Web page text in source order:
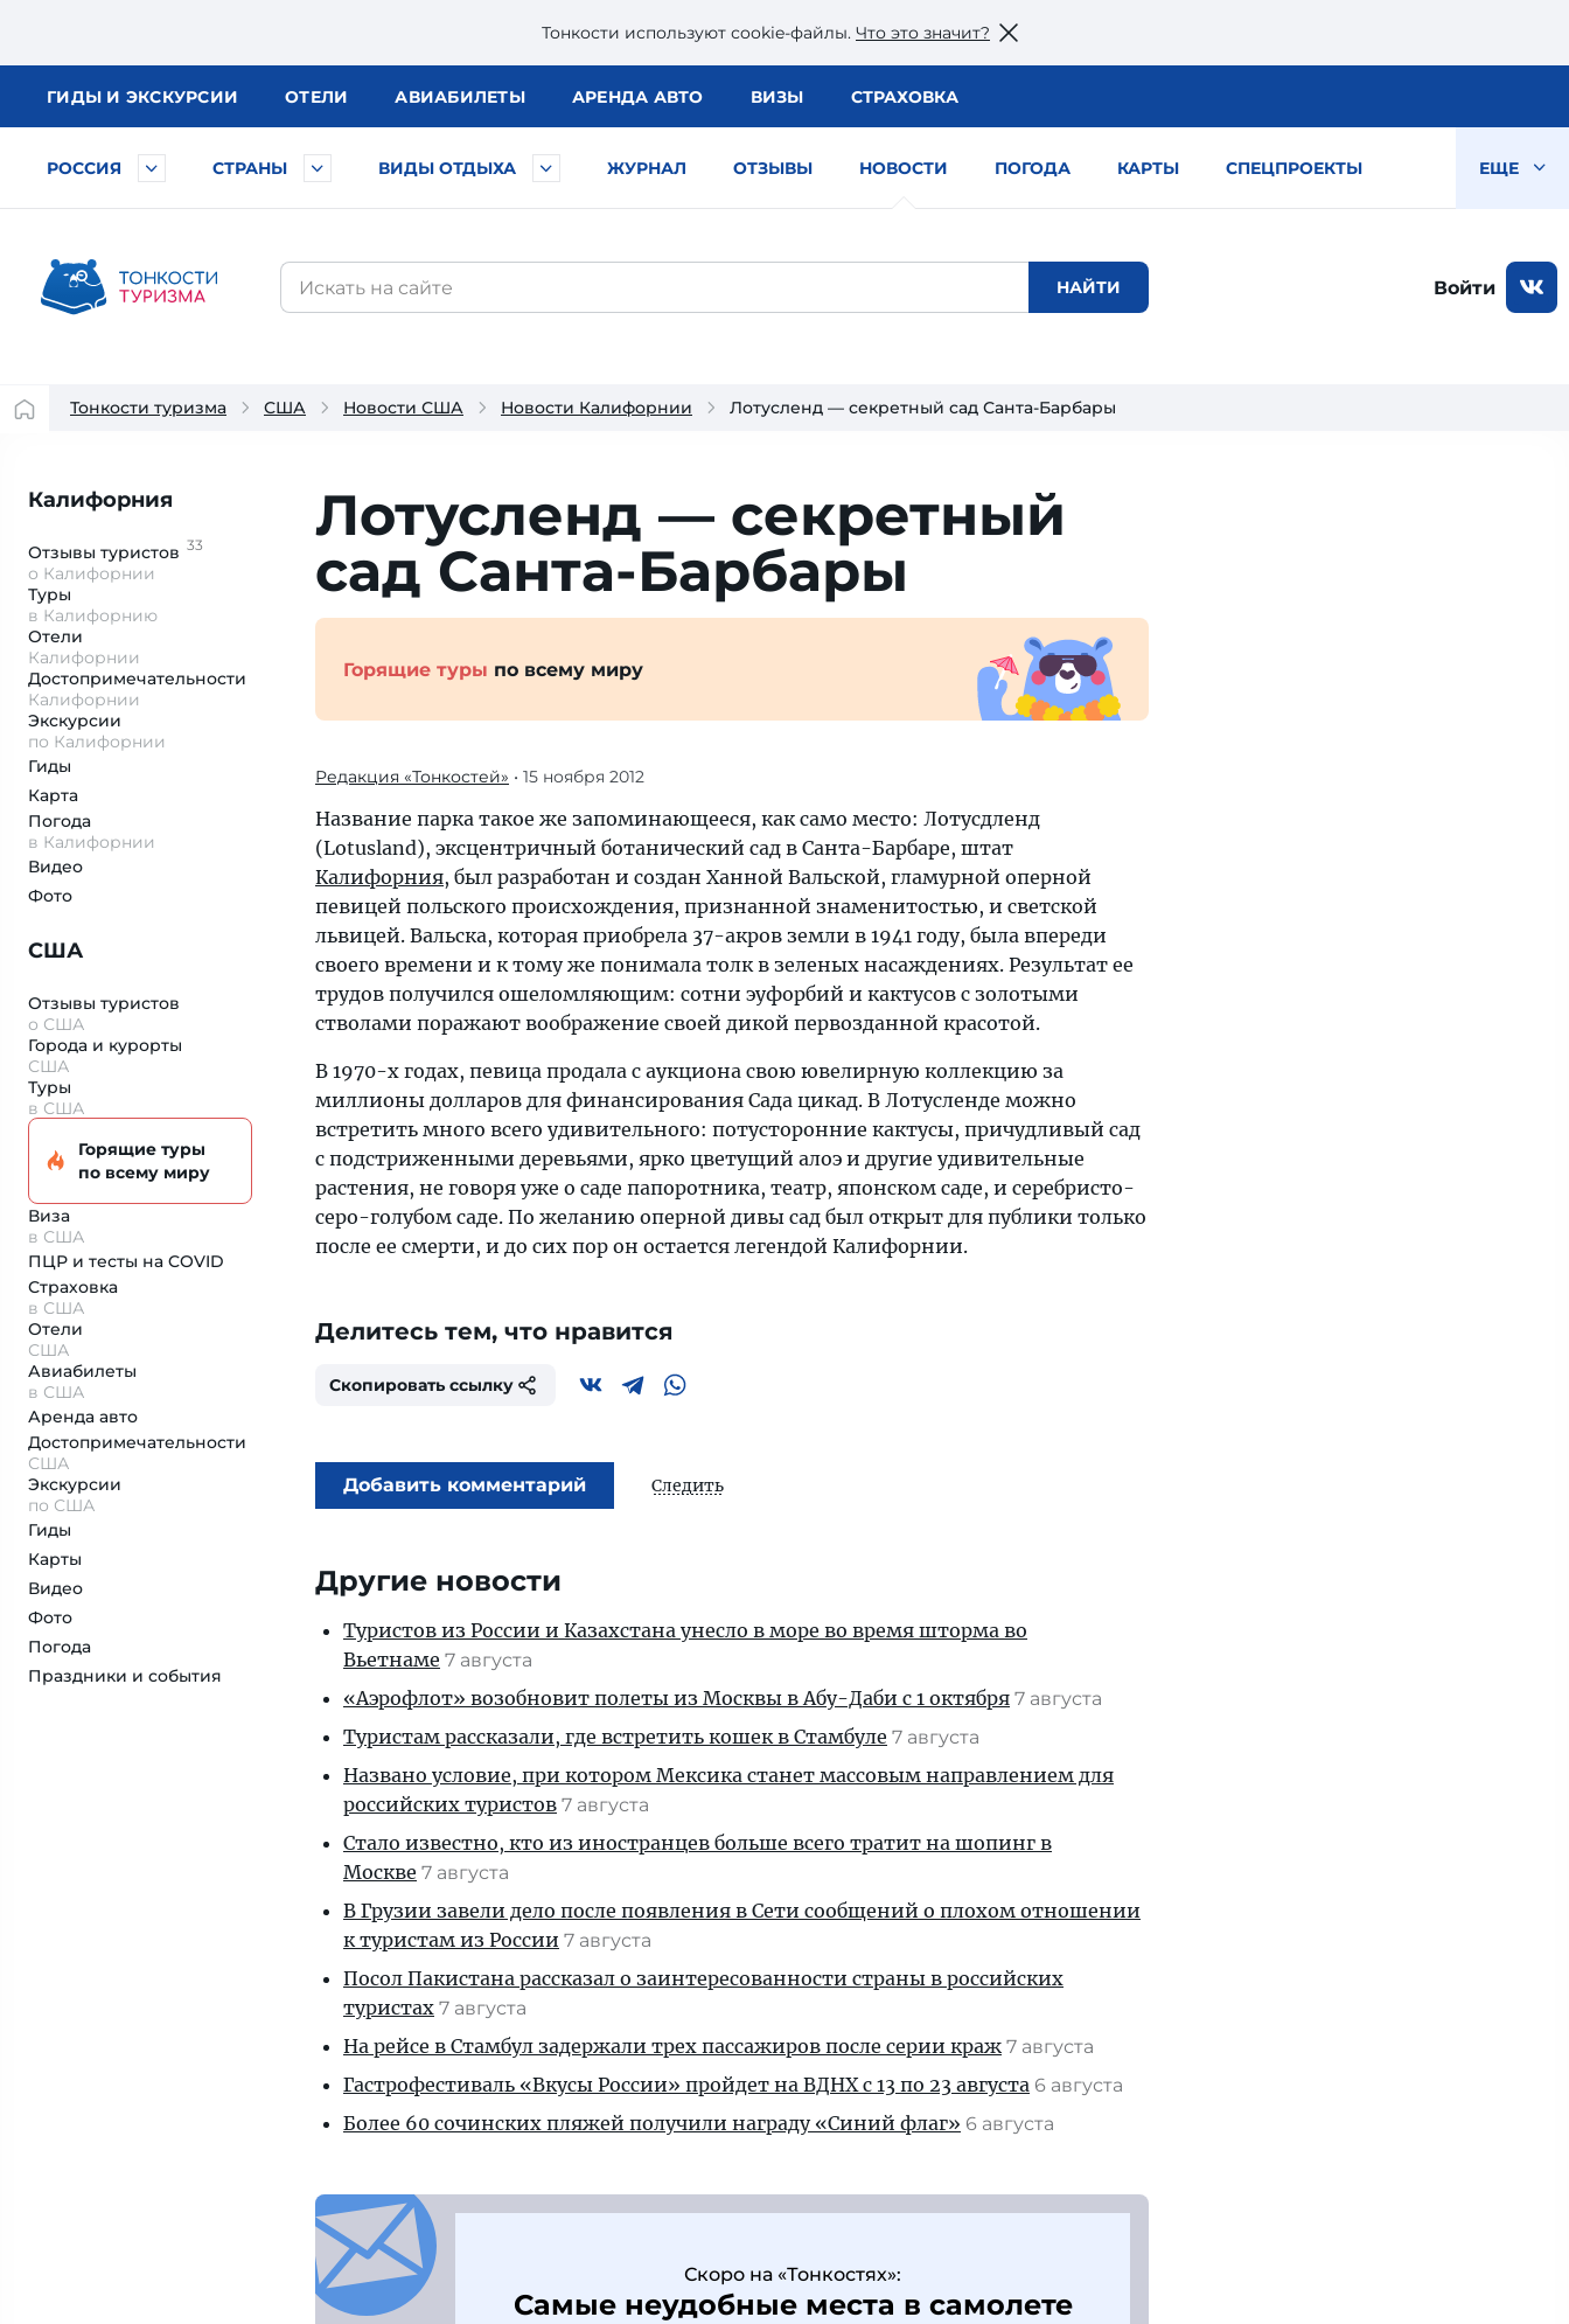
Тонкости используют сookie-файлы. Что это значит?
ГИДЫ И ЭКСКУРСИИ ОТЕЛИ АВИАБИЛЕТЫ АРЕНДА АВТО ВИЗЫ СТРАХОВКА
РОССИЯ СТРАНЫ ВИДЫ ОТДЫХА ЖУРНАЛ ОТЗЫВЫ НОВОСТИ ПОГОДА КАРТЫ СПЕЦПРОЕКТЫ ЕЩЕ
Войти
Тонкости туризма США Новости США Новости Калифорнии Лотусленд — секретный сад Санта-Барбары
Калифорния
Отзывы туристов 33
о Калифорнии
Туры
в Калифорнию
Отели
Калифорнии
Достопримеча­тельности
Калифорнии
Экскурсии
по Калифорнии
Гиды
Карта
Погода
в Калифорнии
Видео
Фото
США
Отзывы туристов
о США
Города и курорты
США
Туры
в США
Горящие туры
по всему миру
Виза
в США
ПЦР и тесты на COVID
Страховка
в США
Отели
США
Авиабилеты
в США
Аренда авто
Достопримеча­тельности
США
Экскурсии
по США
Гиды
Карты
Видео
Фото
Погода
Праздники и события
Лотусленд — секретный
сад Санта-Барбары
Горящие туры по всему миру
Редакция «Тонкостей» • 15 ноября 2012
Название парка такое же запоминающееся, как само место: Лотусдленд
(Lotusland), эксцентричный ботанический сад в Санта-Барбаре, штат
Калифорния, был разработан и создан Ханной Вальской, гламурной оперной
певицей польского происхождения, признанной знаменитостью, и светской
львицей. Вальскa, которая приобрела 37-акров земли в 1941 году, была впереди
своего времени и к тому же понимала толк в зеленых насаждениях. Результат ее
трудов получился ошеломляющим: сотни эуфорбий и кактусов с золотыми
стволами поражают воображение своей дикой первозданной красотой.
В 1970-х годах, певица продала с аукциона свою ювелирную коллекцию за
миллионы долларов для финансирования Сада цикад. В Лотусленде можно
встретить много всего удивительного: потусторонние кактусы, причудливый сад
с подстриженными деревьями, ярко цветущий алоэ и другие удивительные
растения, не говоря уже о саде папоротника, театр, японском саде, и серебристо-
серо-голубом саде. По желанию оперной дивы сад был открыт для публики только
после ее смерти, и до сих пор он остается легендой Калифорнии.
Делитесь тем, что нравится
Скопировать ссылку
Добавить комментарий Следить
Другие новости
Туристов из России и Казахстана унесло в море во время шторма во
Вьетнаме 7 августа
«Аэрофлот» возобновит полеты из Москвы в Абу-Даби с 1 октября 7 августа
Туристам рассказали, где встретить кошек в Стамбуле 7 августа
Названо условие, при котором Мексика станет массовым направлением для
российских туристов 7 августа
Стало известно, кто из иностранцев больше всего тратит на шопинг в
Москве 7 августа
В Грузии завели дело после появления в Сети сообщений о плохом отношении
к туристам из России 7 августа
Посол Пакистана рассказал о заинтересованности страны в российских
туристах 7 августа
На рейсе в Стамбул задержали трех пассажиров после серии краж 7 августа
Гастрофестиваль «Вкусы России» пройдет на ВДНХ с 13 по 23 августа 6 августа
Более 60 сочинских пляжей получили награду «Синий флаг» 6 августа
Скоро на «Тонкостях»:
Самые неудобные места в самолете